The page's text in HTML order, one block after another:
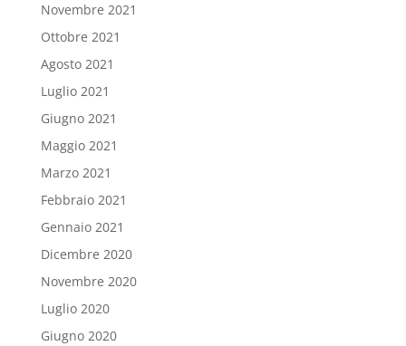
Novembre 2021
Ottobre 2021
Agosto 2021
Luglio 2021
Giugno 2021
Maggio 2021
Marzo 2021
Febbraio 2021
Gennaio 2021
Dicembre 2020
Novembre 2020
Luglio 2020
Giugno 2020